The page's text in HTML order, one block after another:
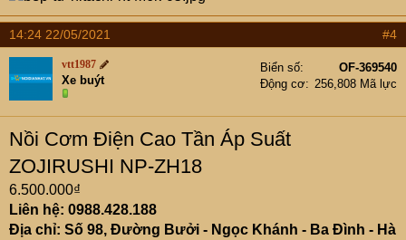
14:24 22/05/2021 #4
vtt1987
Xe buýt
Biển số
OF-369540
Động cơ
256,808 Mã lực
Nồi Cơm Điện Cao Tần Áp Suất
ZOJIRUSHI NP-ZH18
6.500.000₫
Liên hệ: 0988.428.188
Địa chỉ: Số 98, Đường Bưởi - Ngọc Khánh - Ba Đình - Hà